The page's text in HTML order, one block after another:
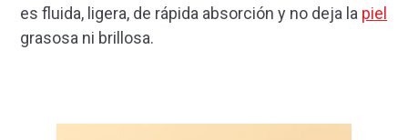
es fluida, ligera, de rápida absorción y no deja la piel
grasosa ni brillosa.